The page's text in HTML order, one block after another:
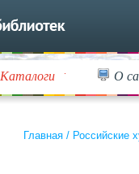
Каталоги О
Главная / Российские